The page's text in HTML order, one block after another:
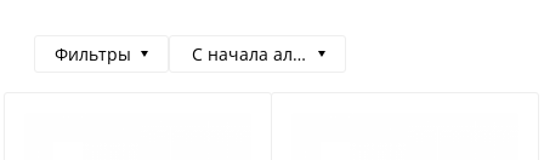
Фильтры С начала алфавита